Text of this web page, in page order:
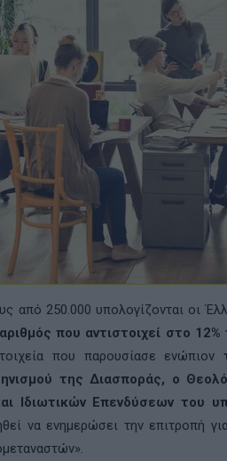
από 250.000 υπολογίζονται οι
αριθμός που αντιστοιχεί στο
που παρουσίασε ενώπιον
της Διασποράς, ο
Ιδιωτικών Επενδύσεων του
να ενημερώσει την επιτροπή